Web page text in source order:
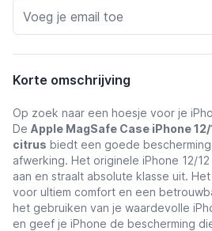
Korte omschrijving
Op zoek naar een hoesje voor je
De Apple MagSafe Case iPhone 12/
citrus biedt een goede
afwerking. Het originele iPhone 12/
aan en straalt absolute klasse uit.
voor ultiem comfort en een
het gebruiken van je waardevolle
en geef je iPhone de bescherming